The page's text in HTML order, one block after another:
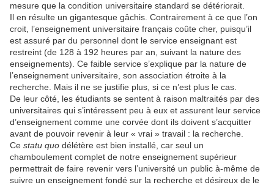
mesure que la condition universitaire standard se détériorait.
Il en résulte un gigantesque gâchis. Contrairement à ce que l’on
croit, l’enseignement universitaire français coûte cher, puisqu’il
est assuré par du personnel dont le service enseignant est
restreint (de 128 à 192 heures par an, suivant la nature des
enseignements). Ce faible service s’explique par la nature de
l’enseignement universitaire, son association étroite à la
recherche. Mais il ne se justifie plus, si ce n’est plus le cas.
De leur côté, les étudiants se sentent à raison maltraités par des
universitaires qui s’intéressent peu à eux et assurent leur service
d’enseignement comme une corvée dont ils doivent s’acquitter
avant de pouvoir revenir à leur « vrai » travail : la recherche.
Ce statu quo délétère est bien installé, car seul un
chamboulement complet de notre enseignement supérieur
permettrait de faire revenir vers l’université un public à-même de
suivre un enseignement fondé sur la recherche et désireux de le